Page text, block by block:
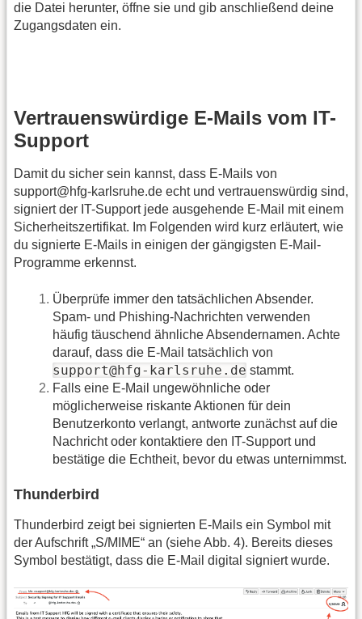
die Datei herunter, öffne sie und gib anschließend deine
Zugangsdaten ein.
Vertrauenswürdige E-Mails vom IT-
Support
Damit du sicher sein kannst, dass E-Mails von
support@hfg-karlsruhe.de echt und vertrauenswürdig sind,
signiert der IT-Support jede ausgehende E-Mail mit einem
Sicherheitszertifikat. Im Folgenden wird kurz erläutert, wie
du signierte E-Mails in einigen der gängigsten E-Mail-
Programme erkennst.
Überprüfe immer den tatsächlichen Absender.
Spam- und Phishing-Nachrichten verwenden
häufig täuschend ähnliche Absendernamen. Achte
darauf, dass die E-Mail tatsächlich von
support@hfg-karlsruhe.de stammt.
Falls eine E-Mail ungewöhnliche oder
möglicherweise riskante Aktionen für dein
Benutzerkonto verlangt, antworte zunächst auf die
Nachricht oder kontaktiere den IT-Support und
bestätige die Echtheit, bevor du etwas unternimmst.
Thunderbird
Thunderbird zeigt bei signierten E-Mails ein Symbol mit
der Aufschrift „S/MIME“ an (siehe Abb. 4). Bereits dieses
Symbol bestätigt, dass die E-Mail digital signiert wurde.